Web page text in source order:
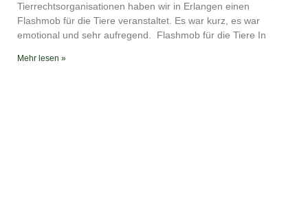
Tierrechtsorganisationen haben wir in Erlangen einen
Flashmob für die Tiere veranstaltet. Es war kurz, es war
emotional und sehr aufregend. Flashmob für die Tiere In
Mehr lesen »